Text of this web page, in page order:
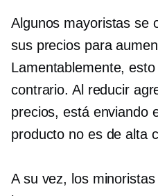
Algunos mayoristas se
sus precios para
Lamentablemente,
contrario. Al reducir
precios, está enviando
producto no es de alta
A su vez, los